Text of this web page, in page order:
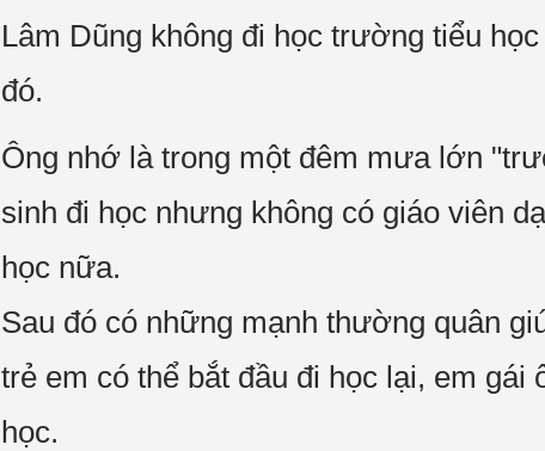
Lâm Dũng không đi học trường tiểu
đó.
Ông nhớ là trong một đêm mưa lớn
sinh đi học nhưng không có giáo viên
học nữa.
Sau đó có những mạnh thường quân
trẻ em có thể bắt đầu đi học lại, em
học.